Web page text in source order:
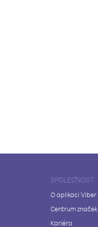
SPOLEČNOST
O aplikaci Viber
Centrum značek
Kariéra